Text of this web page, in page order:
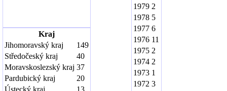
Kraj
Jihomoravský kraj
149
Středočeský kraj
40
Moravskoslezský kraj 37
Pardubický kraj
20
Ústecký kraj
13
1979 2
1978 5
1977 6
1976 11
1975 2
1974 2
1973 1
1972 3